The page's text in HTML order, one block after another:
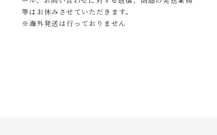
等はお休みさせていただきます。
※海外発送は行っておりません